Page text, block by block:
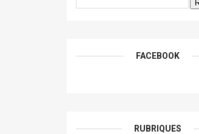
FACEBOOK
RUBRIQUES